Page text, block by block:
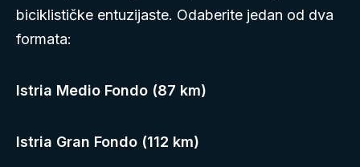
biciklističke entuzijaste. Odaberite jedan od dva
formata:
Istria Medio Fondo (87 km)
Istria Gran Fondo (112 km)